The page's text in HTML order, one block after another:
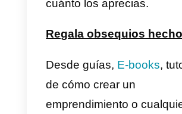
clientes.
¿Cómo elegir
regalo para mis